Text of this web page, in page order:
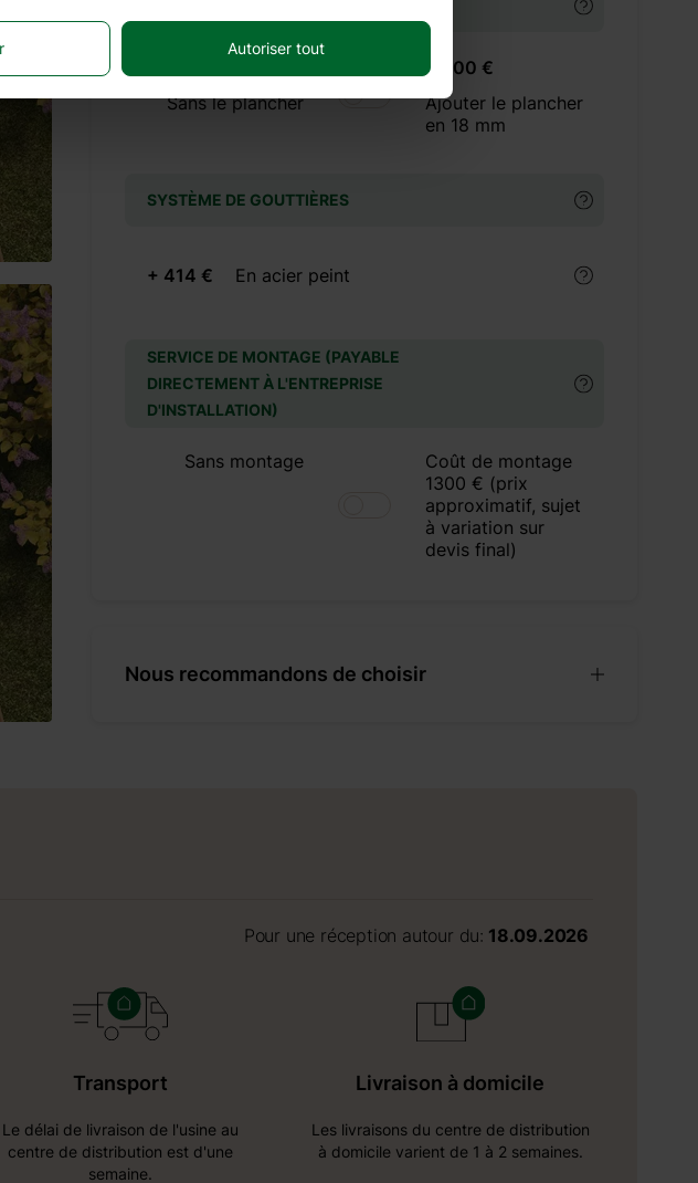
LE PLANCHER EN BOIS DE 18 MM
Sans le plancher
+ 200 €
Ajouter le plancher
en 18 mm
SYSTÈME DE GOUTTIÈRES
+ 414 € En acier peint
SERVICE DE MONTAGE (PAYABLE
DIRECTEMENT À L'ENTREPRISE
D'INSTALLATION)
Sans montage
Coût de montage
1300 € (prix
approximatif, sujet
à variation sur
devis final)
Nous recommandons de choisir
Pour une réception autour du: 18.09.2026
Transport
Le délai de livraison de l'usine au
centre de distribution est d'une
semaine.
Livraison à domicile
Les livraisons du centre de distribution
à domicile varient de 1 à 2 semaines.
Autoriser tout